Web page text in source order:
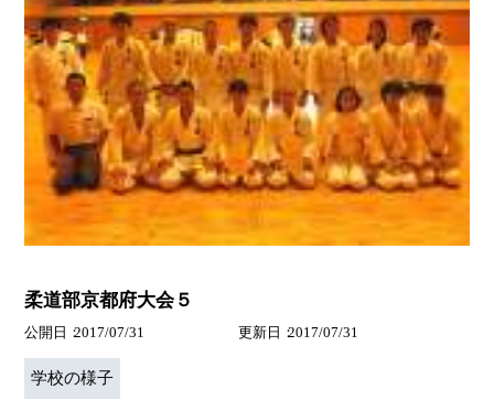
柔道部京都府大会５
公開日 2017/07/31 更新日 2017/07/31
学校の様子